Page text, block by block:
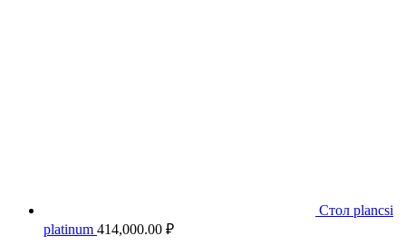
Стол plancsi
platinum 414,000.00 ₽